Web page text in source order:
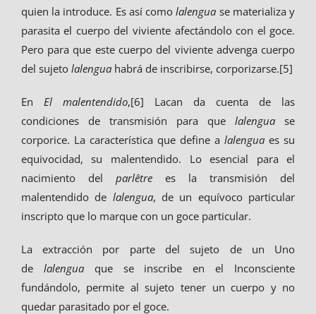
quien la introduce. Es así comolalengua se materializa y
parasita el cuerpo del viviente afectándolo con el goce.
Pero para que este cuerpo del viviente advenga cuerpo
del sujeto lalenguahabrá de inscribirse, corporizarse.[5]
En El malentendido,[6] Lacan da cuenta de las
condiciones de transmisión para quelalengua se
corporice. La característica que define alalenguaes su
equivocidad, su
malentendido. Lo esencial para el
nacimiento del parlêtre es la transmisión del
malentendido de lalengua, de un equívoco particular
inscripto que lo marque con un goce particular.
La extracción por parte del sujeto de un Uno
de lalenguaque se inscribe en el Inconsciente
fundándolo, permite al sujeto tener un cuerpo y no
quedar parasitado por el goce.